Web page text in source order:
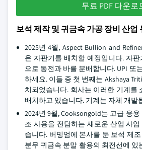
무료 PDF 다운로
보석 제작 및 귀금속 가공 장비 산업
2025년 4월, Aspect Bullion and
은 자판기를 배치할 예정입니다. 자
으로 동전과 바를 분배합니다. UPI 또
하세요. 이들 중 첫 번째는 Akshaya
치되었습니다. 회사는 이러한 기계를
배치하고 있습니다. 기계는 자체 개발
2024년 9월, Cooksongold는 고급 응
조 사용을 전담하는 새로운 산업 사
습니다. 버밍엄에 본사를 둔 보석 제
분무 귀금속 분말 활용의 최전선에 있